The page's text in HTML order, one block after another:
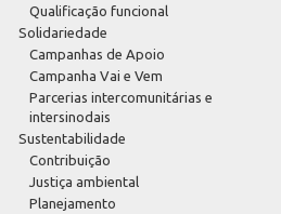
Qualificação funcional
Solidariedade
Campanhas de Apoio
Campanha Vai e Vem
Parcerias intercomunitárias e
intersinodais
Sustentabilidade
Contribuição
Justiça ambiental
Planejamento